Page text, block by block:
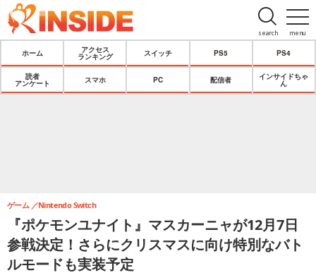
menu
search
ホーム
アクセス
ランキング
スイッチ PS5 PS4
読者
アンケート
スマホ PC 配信者
インサイドちゃ
ん
『ポケモンユナイト』マスカーニャが12月7日
参戦決定！さらにクリスマスに向け特別なバト
ルモードも実装予定
ゲーム Nintendo Switch